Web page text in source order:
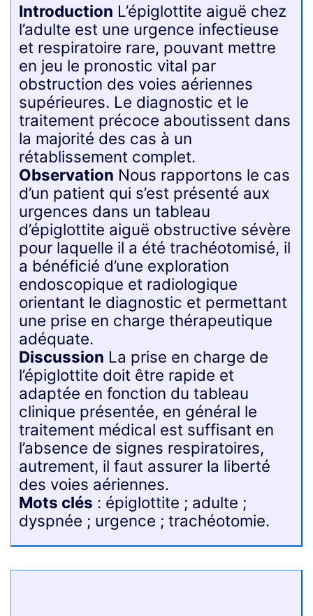
Introduction L’épiglottite aiguë chez
l’adulte est une urgence infectieuse
et respiratoire rare, pouvant mettre
en jeu le pronostic vital par
obstruction des voies aériennes
supérieures. Le diagnostic et le
traitement précoce aboutissent dans
la majorité des cas à un
rétablissement complet.
Observation Nous rapportons le cas
d’un patient qui s’est présenté aux
urgences dans un tableau
d’épiglottite aiguë obstructive sévère
pour laquelle il a été trachéotomisé, il
a bénéficié d’une exploration
endoscopique et radiologique
orientant le diagnostic et permettant
une prise en charge thérapeutique
adéquate.
Discussion La prise en charge de
l’épiglottite doit être rapide et
adaptée en fonction du tableau
clinique présentée, en général le
traitement médical est suffisant en
l’absence de signes respiratoires,
autrement, il faut assurer la liberté
des voies aériennes.
Mots clés : épiglottite ; adulte ;
dyspnée ; urgence ; trachéotomie.